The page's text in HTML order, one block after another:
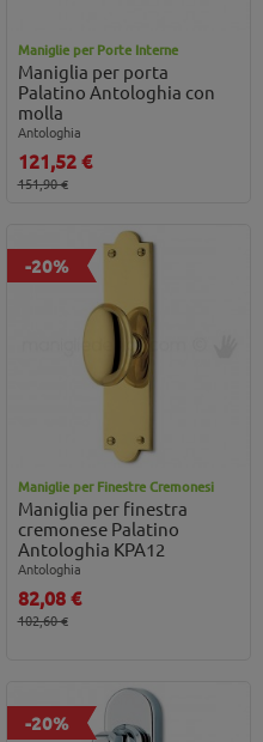
Maniglie per Porte Interne
Maniglia per porta
Palatino Antologhia con
molla
Antologhia
121,52 €
151,90 €
-20%
Maniglie per Finestre Cremonesi
Maniglia per finestra
cremonese Palatino
Antologhia KPA12
Antologhia
82,08 €
102,60 €
-20%